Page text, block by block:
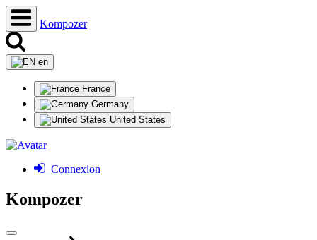
Kompozer
en
France
Germany
United States
Connexion
Kompozer